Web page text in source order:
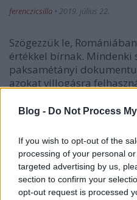
Blog - Do Not Process
If you wish to opt-out of the
processing of your personal
targeted advertising by us,
section to confirm your
opt-out request is processed
ferenczicsilla • 2019. július 22.
Szögezzük le,
értékkel bírnak. Mindenki
paksamétányi
azokat villogásra
szőlőjét taposó lányok